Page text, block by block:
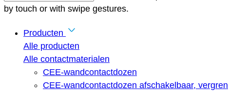
by touch or with swipe gestures.
Producten
Alle producten
Alle contactmaterialen
CEE-wandcontactdozen
CEE-wandcontactdozen afschakelbaar,